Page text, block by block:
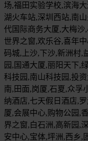
场,福田实验学校,滨海
湖火车站,深圳西站,南
代国际商务大厦,大梅沙
世界之窗,欢乐谷,喜年
码城,上沙,下沙,新洲村,
园,国通大厦,丽阳天下,
科技园,南山科技园,投
南,田面,岗厦,石夏,众孚
纳酒店,七天假日酒店,
厦,会展中心,购物公园,
界之窗,白石洲,高新园,
安中心,宝体,坪洲,西乡,